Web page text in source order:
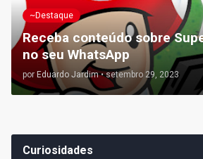
~Destaque
Receba conteúdo sobre
no seu WhatsApp
por Eduardo Jardim • setembro 29, 2023
Curiosidades